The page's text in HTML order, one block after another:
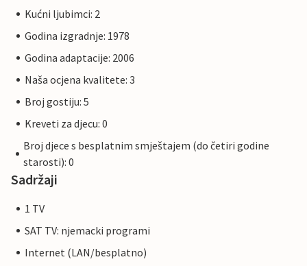
Kućni ljubimci: 2
Godina izgradnje: 1978
Godina adaptacije: 2006
Naša ocjena kvalitete: 3
Broj gostiju: 5
Kreveti za djecu: 0
Broj djece s besplatnim smještajem (do četiri godine
starosti): 0
Sadržaji
1 TV
SAT TV: njemacki programi
Internet (LAN/besplatno)